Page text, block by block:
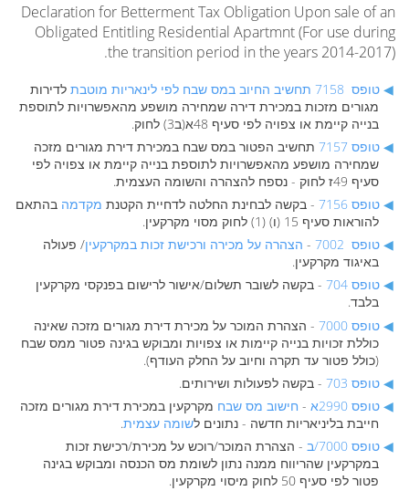
Declaration for Betterment Tax Obligation Upon sale of an
Obligated Entitling Residential Apartmnt (For use during
the transition period in the years 2014-2017).
טופס 7158 תחשיב החיוב במס שבח לפי לינאריות מוטבת לדירות
מגורים מזכות במכירת דירה שמחירה מושפע מהאפשרויות לתוספת
בנייה קיימת או צפויה לפי סעיף 48א(ב3) לחוק.
טופס 7157
תחשיב הפטור במס שבח במכירת דירת מגורים מזכה
שמחירה מושפע מהאפשרויות לתוספת בנייה קיימת או צפויה לפי
סעיף 49ז לחוק - נספח להצהרה והשומה העצמית.
טופס 7156
- בקשה לבחינת החלטה לדחיית הקטנת מקדמה בהתאם
להוראות סעיף 15 (ו) (1) לחוק מסוי מקרקעין.
טופס 7002
- הצהרה על מכירה ורכישת זכות במקרקעין/ פעולה
באיגוד מקרקעין.
טופס 704
- בקשה לשובר תשלום/אישור לרישום בפנקסי מקרקעין
בלבד.
טופס 7000
- הצהרת המוכר על מכירת דירת מגורים מזכה שאינה
כוללת זכויות בנייה קיימות או צפויות ומבוקש בגינה פטור ממס שבח
(כולל פטור עד תקרה וחיוב על החלק העודף).
טופס 703
- בקשה לפעולות ושירותים.
טופס 2990א
- חישוב מס שבח מקרקעין במכירת דירת מגורים מזכה
חייבת בליניאריות חדשה - נתונים לשומה עצמית.
טופס 7000/ב
- הצהרת המוכר/רוכש על מכירת/רכישת זכות
במקרקעין שהריווח ממנה נתון לשומת מס הכנסה ומבוקש בגינה
פטור לפי סעיף 50 לחוק מיסוי מקרקעין.